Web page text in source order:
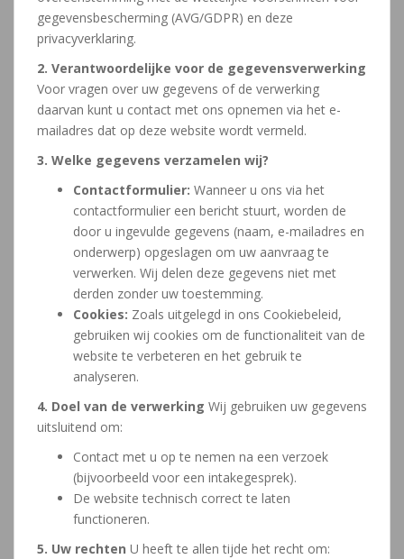
gegevensbescherming (AVG/GDPR) en deze
privacyverklaring.
2. Verantwoordelijke voor de gegevensverwerking
Voor vragen over uw gegevens of de verwerking
daarvan kunt u contact met ons opnemen via het e-
mailadres dat op deze website wordt vermeld.
3. Welke gegevens verzamelen wij?
Contactformulier: Wanneer u ons via het
contactformulier een bericht stuurt, worden de
door u ingevulde gegevens (naam, e-mailadres en
onderwerp) opgeslagen om uw aanvraag te
verwerken. Wij delen deze gegevens niet met
derden zonder uw toestemming.
Cookies: Zoals uitgelegd in ons Cookiebeleid,
gebruiken wij cookies om de functionaliteit van de
website te verbeteren en het gebruik te
analyseren.
4. Doel van de verwerking Wij gebruiken uw gegevens
uitsluitend om:
Contact met u op te nemen na een verzoek
(bijvoorbeeld voor een intakegesprek).
De website technisch correct te laten
functioneren.
5. Uw rechten U heeft te allen tijde het recht om: